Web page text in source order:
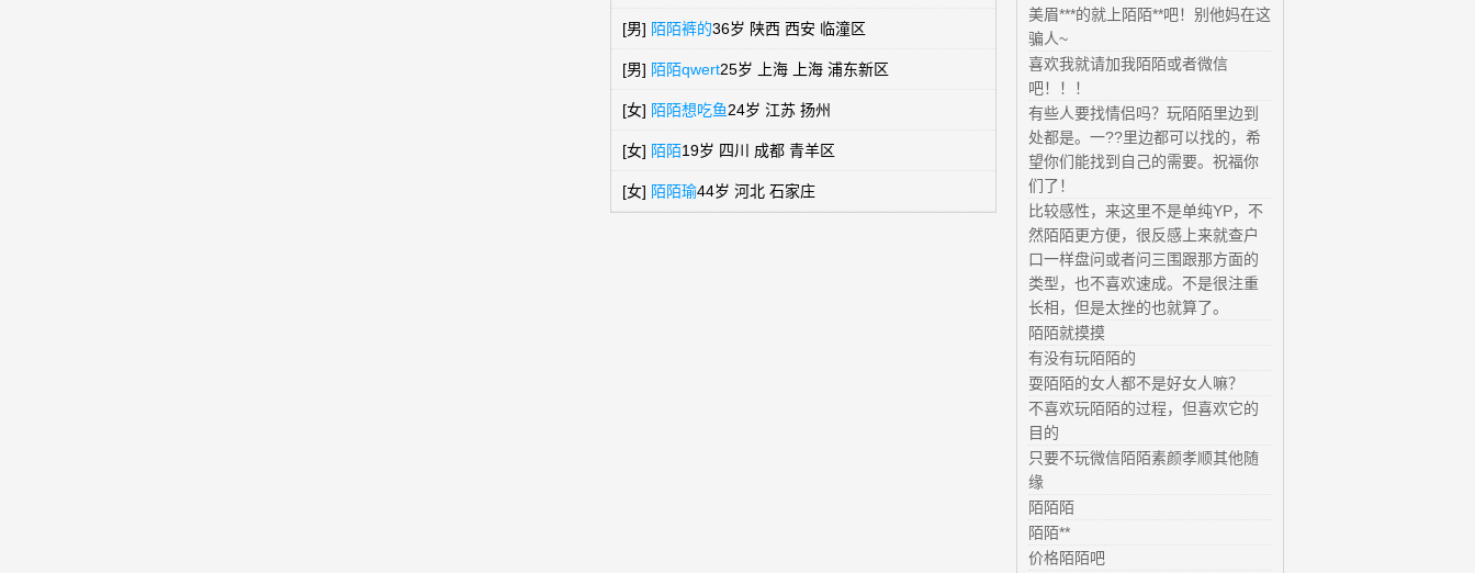
[男] 陌陌裤的36岁 陕西 西安 临潼区
[男] 陌陌qwert25岁 上海 上海 浦东新区
[女] 陌陌想吃鱼24岁 江苏 扬州
[女] 陌陌19岁 四川 成都 青羊区
[女] 陌陌瑜44岁 河北 石家庄
美眉***的就上陌陌**吧！别他妈在这
骗人~
喜欢我就请加我陌陌或者微信
吧！！！
有些人要找情侣吗？玩陌陌里边到
处都是。一??里边都可以找的，希
望你们能找到自己的需要。祝福你
们了！
比较感性，来这里不是单纯YP，不
然陌陌更方便，很反感上来就查户
口一样盘问或者问三围跟那方面的
类型，也不喜欢速成。不是很注重
长相，但是太挫的也就算了。
陌陌就摸摸
有没有玩陌陌的
耍陌陌的女人都不是好女人嘛？
不喜欢玩陌陌的过程，但喜欢它的
目的
只要不玩微信陌陌素颜孝顺其他随
缘
陌陌陌
陌陌**
价格陌陌吧